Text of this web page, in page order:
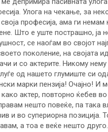
Улога на чекање, за
професија, ама ги
Што е уште пострашно, ја
се наоѓам во својот
поколение, на својата
и со актерите. Никому
од нашето глумиште си
марки пензија! Очајно! И
актер, повторно ќебев
нешто повеќе, па така
и во супериорна позиција.
а тоа е веќе нешто